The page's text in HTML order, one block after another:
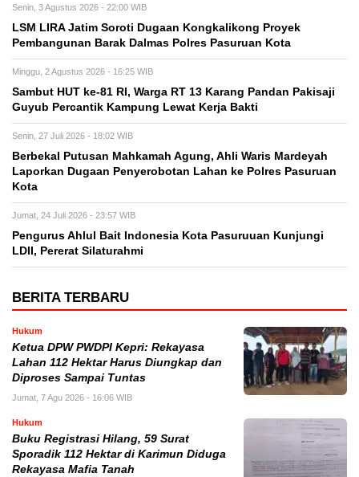
Senin, 3 Agustus 2026 - 22:00 WIB
LSM LIRA Jatim Soroti Dugaan Kongkalikong Proyek
Pembangunan Barak Dalmas Polres Pasuruan Kota
Minggu, 2 Agustus 2026 - 16:25 WIB
Sambut HUT ke-81 RI, Warga RT 13 Karang Pandan Pakisaji
Guyub Percantik Kampung Lewat Kerja Bakti
Senin, 27 Juli 2026 - 18:02 WIB
Berbekal Putusan Mahkamah Agung, Ahli Waris Mardeyah
Laporkan Dugaan Penyerobotan Lahan ke Polres Pasuruan
Kota
Jumat, 24 Juli 2026 - 23:57 WIB
Pengurus Ahlul Bait Indonesia Kota Pasuruuan Kunjungi
LDII, Pererat Silaturahmi
BERITA TERBARU
Hukum
Ketua DPW PWDPI Kepri: Rekayasa
Lahan 112 Hektar Harus Diungkap dan
Diproses Sampai Tuntas
Jumat, 7 Agu 2026 - 16:06 WIB
Hukum
Buku Registrasi Hilang, 59 Surat
Sporadik 112 Hektar di Karimun Diduga
Rekayasa Mafia Tanah